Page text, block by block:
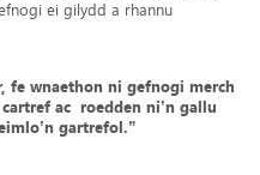
ei gilydd a rhannu
fe wnaethon ni gefnogi merch
ac roedden ni’n gallu
gartrefol.”